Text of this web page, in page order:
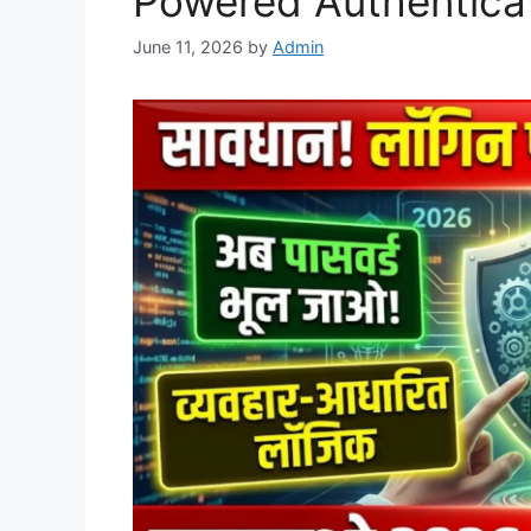
June 11, 2026 by Admin